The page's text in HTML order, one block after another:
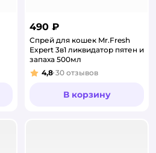
490 ₽
Спрей для кошек Mr.Fresh
Expert 3в1 ликвидатор пятен и
запаха 500мл
Рейтинг:
4,8 30 отзывов
В корзину